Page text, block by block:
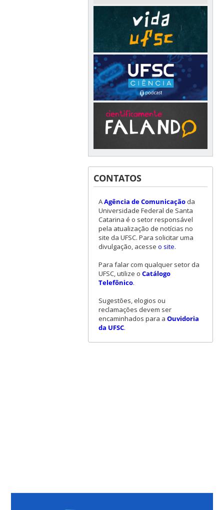
CONTATOS
AAgência de Comunicaçãoda
Universidade Federal de Santa
Catarina é o setor responsável
pela atualização de notícias no
site da UFSC. Para solicitar uma
divulgação, acesse o site.
Para falar com qualquer setor da
UFSC, utilize o Catálogo
Telefônico.
Sugestões, elogios ou
reclamações devem ser
encaminhados para a Ouvidoria
da UFSC.